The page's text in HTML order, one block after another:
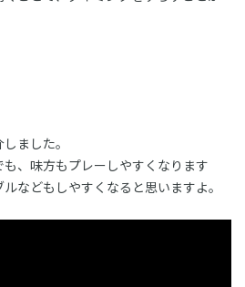
ました。
、味方もプレーしやすくなります
などもしやすくなると思いますよ。